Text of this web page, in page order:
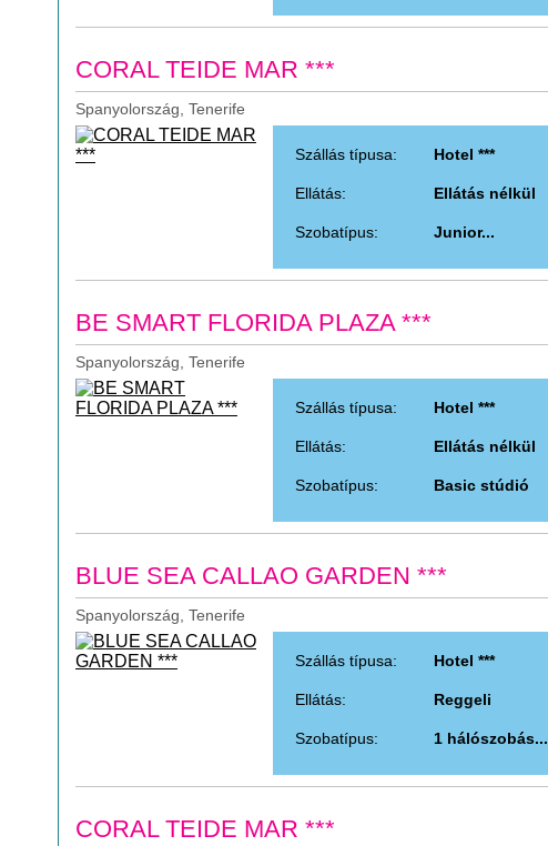
CORAL TEIDE MAR ***
Spanyolország, Tenerife
Szállás típusa: Hotel ***
Ellátás: Ellátás nélkül
Szobatípus: Junior...
BE SMART FLORIDA PLAZA ***
Spanyolország, Tenerife
Szállás típusa: Hotel ***
Ellátás: Ellátás nélkül
Szobatípus: Basic stúdió
BLUE SEA CALLAO GARDEN ***
Spanyolország, Tenerife
Szállás típusa: Hotel ***
Ellátás: Reggeli
Szobatípus: 1 hálószobás...
CORAL TEIDE MAR ***